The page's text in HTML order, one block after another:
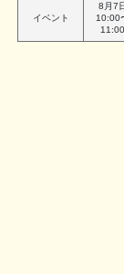
イベント
8月7
10:00
11:00